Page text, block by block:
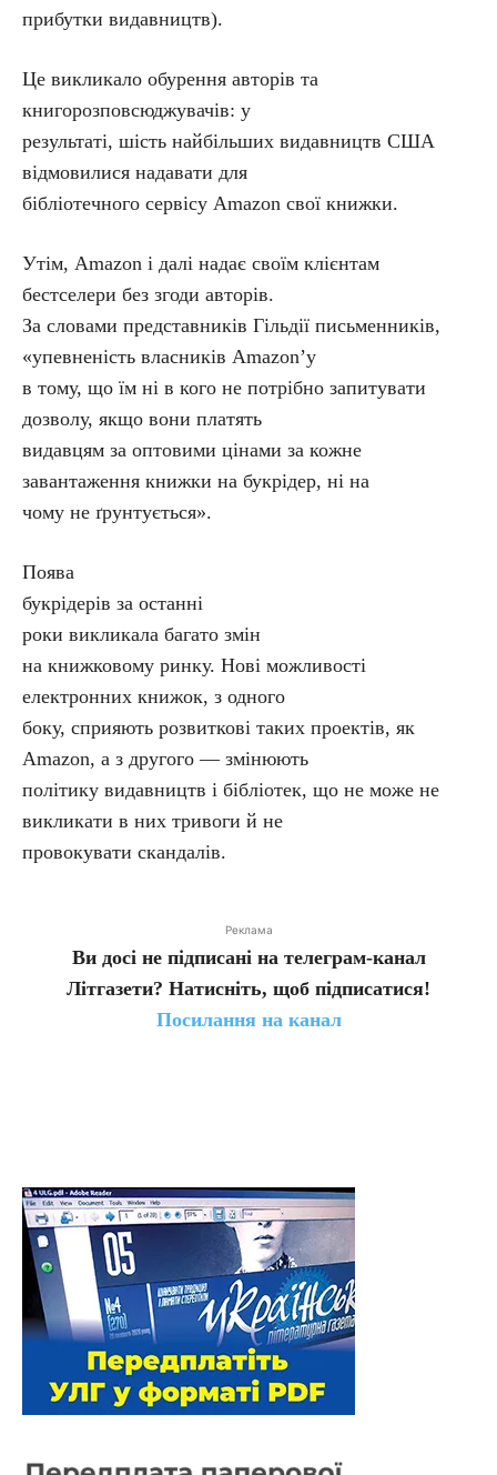
прибутки видавництв).
Це викликало обурення авторів та
книгорозповсюджувачів: у
результаті, шість найбільших видавництв США
відмовилися надавати для
бібліотечного сервісу Amazon свої книжки.
Утім, Amazon і далі надає своїм клієнтам
бестселери без згоди авторів.
За словами представників Гільдії письменників,
«упевненість власників Amazon’у
в тому, що їм ні в кого не потрібно запитувати
дозволу, якщо вони платять
видавцям за оптовими цінами за кожне
завантаження книжки на букрідер, ні на
чому не ґрунтується».
Поява
букрідерів за останні
роки викликала багато змін
на книжковому ринку. Нові можливості
електронних книжок, з одного
боку, сприяють розвиткові таких проектів, як
Amazon, а з другого — змінюють
політику видавництв і бібліотек, що не може не
викликати в них тривоги й не
провокувати скандалів.
Реклама
Ви досі не підписані на телеграм-канал
Літгазети? Натисніть, щоб підписатися!
Посилання на канал